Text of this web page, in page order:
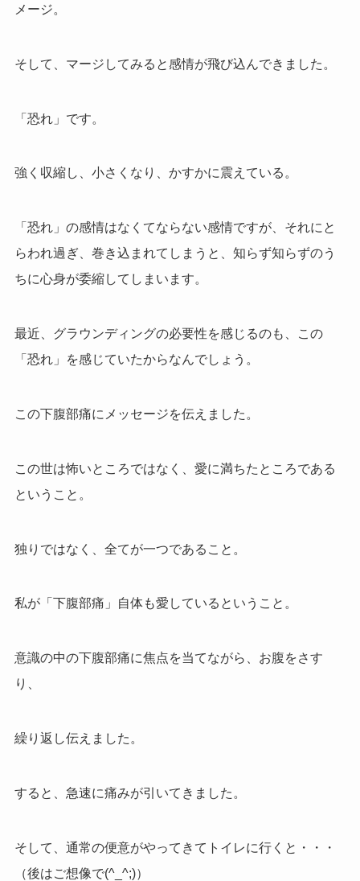
メージ。
そして、マージしてみると感情が飛び込んできました。
「恐れ」です。
強く収縮し、小さくなり、かすかに震えている。
「恐れ」の感情はなくてならない感情ですが、それにと
らわれ過ぎ、巻き込まれてしまうと、知らず知らずのう
ちに心身が委縮してしまいます。
最近、グラウンディングの必要性を感じるのも、この
「恐れ」を感じていたからなんでしょう。
この下腹部痛にメッセージを伝えました。
この世は怖いところではなく、愛に満ちたところである
ということ。
独りではなく、全てが一つであること。
私が「下腹部痛」自体も愛しているということ。
意識の中の下腹部痛に焦点を当てながら、お腹をさす
り、
繰り返し伝えました。
すると、急速に痛みが引いてきました。
そして、通常の便意がやってきてトイレに行くと・・・
（後はご想像で(^_^;)）